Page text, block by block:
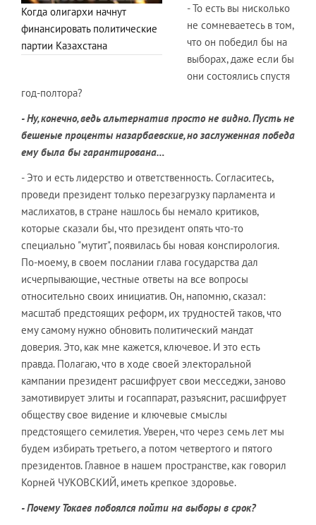
Когда олигархи начнут
финансировать политические
партии Казахстана
- То есть вы нисколько
не сомневаетесь в том,
что он победил бы на
выборах, даже если бы
они состоялись спустя
год-полтора?
- Ну, конечно, ведь альтернатив просто не видно. Пусть не
бешеные проценты назарбаевские, но заслуженная победа
ему была бы гарантирована…
- Это и есть лидерство и ответственность. Согласитесь,
проведи президент только перезагрузку парламента и
маслихатов, в стране нашлось бы немало критиков,
которые сказали бы, что президент опять что-то
специально "мутит", появилась бы новая конспирология.
По-моему, в своем послании глава государства дал
исчерпывающие, честные ответы на все вопросы
относительно своих инициатив. Он, напомню, сказал:
масштаб предстоящих реформ, их трудностей таков, что
ему самому нужно обновить политический мандат
доверия. Это, как мне кажется, ключевое. И это есть
правда. Полагаю, что в ходе своей электоральной
кампании президент расшифрует свои месседжи, заново
замотивирует элиты и госаппарат, разъяснит, расшифрует
обществу свое видение и ключевые смыслы
предстоящего семилетия. Уверен, что через семь лет мы
будем избирать третьего, а потом четвертого и пятого
президентов. Главное в нашем пространстве, как говорил
Корней ЧУКОВСКИЙ, иметь крепкое здоровье.
- Почему Токаев побоялся пойти на выборы в срок?